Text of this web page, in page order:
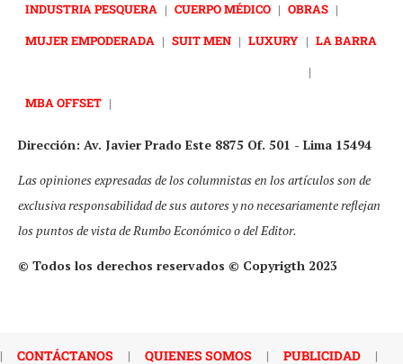
INDUSTRIA PESQUERA | CUERPO MÉDICO | OBRAS |
MUJER EMPODERADA | SUIT MEN | LUXURY | LA BARRA
|
MBA OFFSET |
Dirección: Av. Javier Prado Este 8875 Of. 501 - Lima 15494
Las opiniones expresadas de los columnistas en los artículos son de
exclusiva responsabilidad de sus autores y no necesariamente reflejan
los puntos de vista de Rumbo Económico o del Editor.
© Todos los derechos reservados © Copyrigth 2023
| CONTÁCTANOS | QUIENES SOMOS | PUBLICIDAD |